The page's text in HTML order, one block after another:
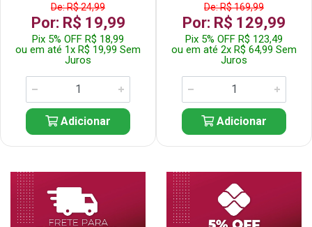
De: R$ 24,99
Por: R$ 19,99
Pix 5% OFF R$ 18,99
ou em até 1x R$ 19,99 Sem
Juros
Adicionar
De: R$ 169,99
Por: R$ 129,99
Pix 5% OFF R$ 123,49
ou em até 2x R$ 64,99 Sem
Juros
Adicionar